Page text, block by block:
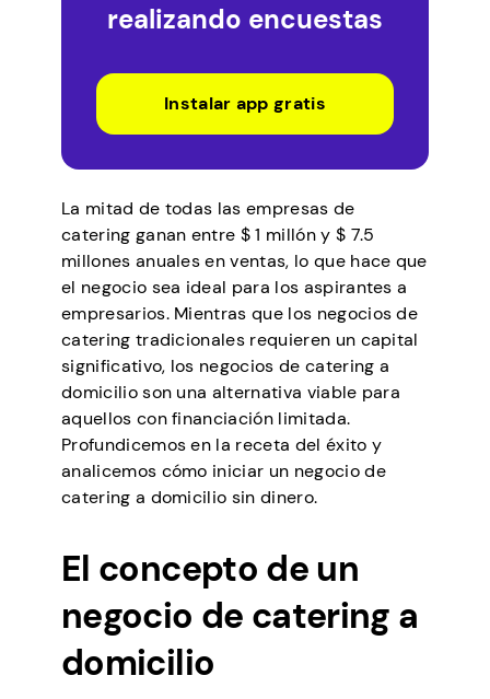
realizando encuestas
Instalar app gratis
La mitad de todas las empresas de
catering ganan entre $ 1 millón y $ 7.5
millones anuales en ventas, lo que hace que
el negocio sea ideal para los aspirantes a
empresarios. Mientras que los negocios de
catering tradicionales requieren un capital
significativo, los negocios de catering a
domicilio son una alternativa viable para
aquellos con financiación limitada.
Profundicemos en la receta del éxito y
analicemos cómo iniciar un negocio de
catering a domicilio sin dinero.
El concepto de un
negocio de catering a
domicilio